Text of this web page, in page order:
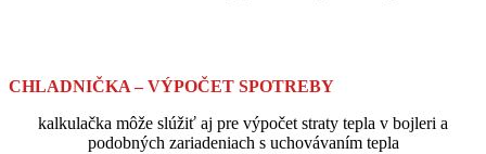
CHLADNIČKA – VÝPOČET SPOTREBY
kalkulačka môže slúžiť aj pre výpočet straty tepla v bojleri a
podobných zariadeniach s uchovávaním tepla